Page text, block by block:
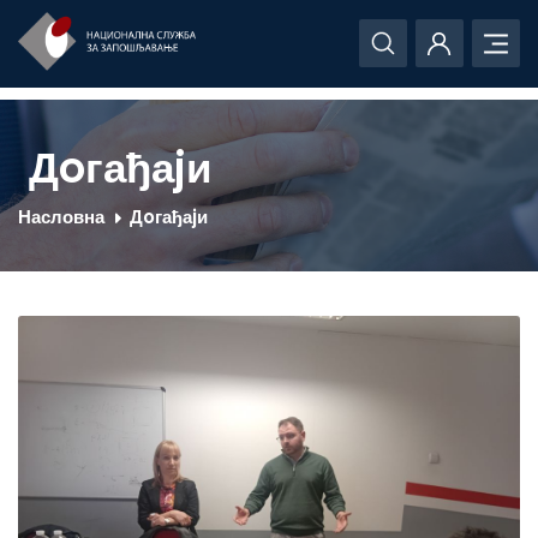
Дoгађаjи
Насловна Дoгађаjи